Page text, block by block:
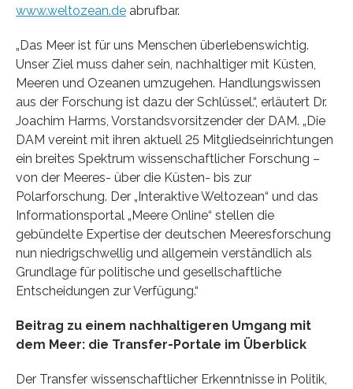
www.weltozean.de abrufbar.
„Das Meer ist für uns Menschen überlebenswichtig.
Unser Ziel muss daher sein, nachhaltiger mit Küsten,
Meeren und Ozeanen umzugehen. Handlungswissen
aus der Forschung ist dazu der Schlüssel.“, erläutert Dr.
Joachim Harms, Vorstandsvorsitzender der DAM. „Die
DAM vereint mit ihren aktuell 25 Mitgliedseinrichtungen
ein breites Spektrum wissenschaftlicher Forschung –
von der Meeres- über die Küsten- bis zur
Polarforschung. Der „Interaktive Weltozean“ und das
Informationsportal „Meere Online“ stellen die
gebündelte Expertise der deutschen Meeresforschung
nun niedrigschwellig und allgemein verständlich als
Grundlage für politische und gesellschaftliche
Entscheidungen zur Verfügung.“
Beitrag zu einem nachhaltigeren Umgang mit
dem Meer: die Transfer-Portale im Überblick
Der Transfer wissenschaftlicher Erkenntnisse in Politik,